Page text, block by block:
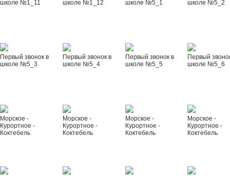
школе №1_11
школе №1_12
школе №5_1
школе №5_2
Первый звонок в
школе №5_3
Первый звонок в
школе №5_4
Первый звонок в
школе №5_5
Первый
школе №5_6
Морское -
Курортное -
Коктебель
Морское -
Курортное -
Коктебель
Морское -
Курортное -
Коктебель
Морское -
Курортное -
Коктебель